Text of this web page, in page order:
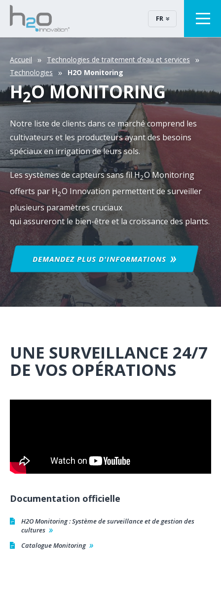
FR
Accueil
Technologies de traitement d’eau et services
Technologies
H2O Monitoring
H2O MONITORING
Notre liste de clients dans ce marché comprend les
cultivateurs et les producteurs ayant des besoins
spéciaux en irrigation de leurs sols.
Les systèmes de capteurs sans fil H2O Monitoring
offerts par H2O Innovation permettent de surveiller
plusieurs paramètres cruciaux
qui assureront le bien-être et la croissance des plants.
DEMANDEZ PLUS D'INFORMATIONS
UNE SURVEILLANCE 24/7
DE VOS OPÉRATIONS
Documentation officielle
H2O Monitoring : Système de surveillance et de gestion des
cultures
Catalogue Monitoring